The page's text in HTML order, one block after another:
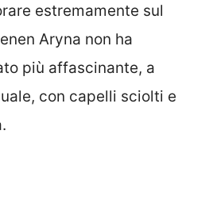
estremamente sul
Aryna non ha
più affascinante, a
con capelli sciolti e